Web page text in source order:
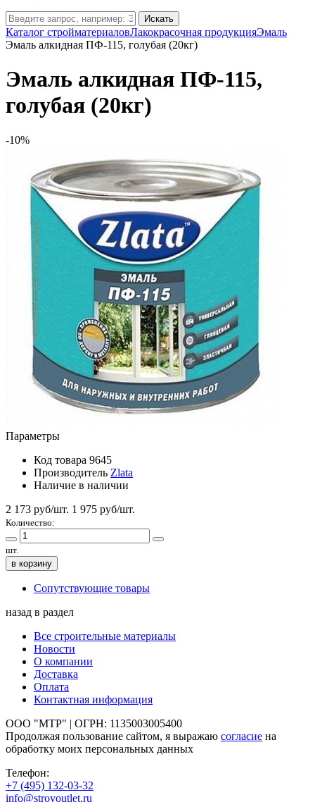
Искать
Каталог стройматериаловЛакокрасочная продукцияЭмаль
Эмаль алкидная ПФ-115, голубая (20кг)
Эмаль алкидная ПФ-115,
голубая (20кг)
-10%
Параметры
Код товара 9645
Производитель Zlata
Наличие в наличии
2 173 руб/шт. 1 975 руб/шт.
Количество:
шт.
в корзину
Сопутствующие товары
назад в раздел
Все строительные материалы
Новости
О компании
Доставка
Оплата
Контактная информация
ООО "МТР" | ОГРН: 1135003005400
Продолжая пользование сайтом, я выражаю согласие на
обработку моих персональных данных
Телефон:
+7 (495) 132-03-32
info@stroyoutlet.ru